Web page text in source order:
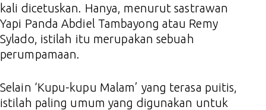
kali dicetuskan. Hanya, menurut sastrawan
Yapi Panda Abdiel Tambayong atau Remy
Sylado, istilah itu merupakan sebuah
perumpamaan.
Selain ‘Kupu-kupu Malam’ yang terasa puitis,
istilah paling umum yang digunakan untuk